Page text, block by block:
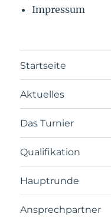
Impressum
Startseite
Aktuelles
Das Turnier
Qualifikation
Hauptrunde
Ansprechpartner